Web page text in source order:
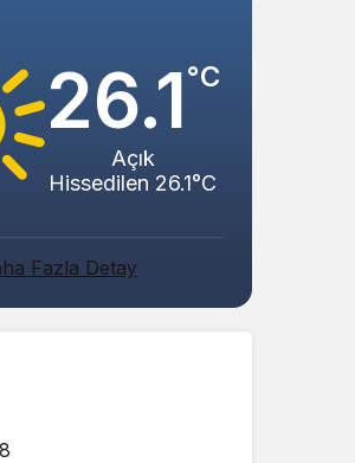
26.1°C
Açık
Hissedilen 26.1°C
Fazla Detay